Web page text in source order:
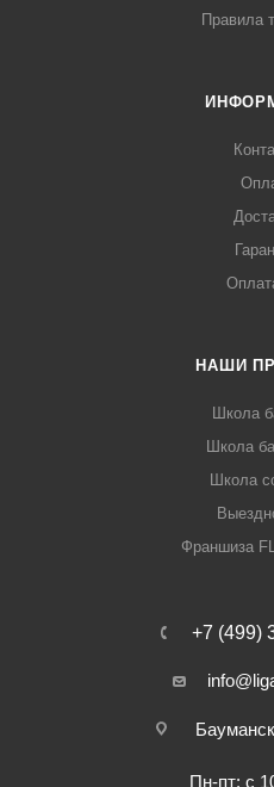
Правила
НАШИ
Школа
Школа
Школа
Франшиза
+7 (499)
Пн-пт: с